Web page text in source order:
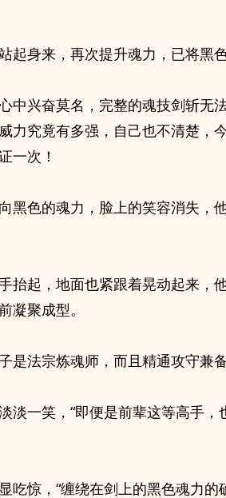
起身来，再次提升魂力，已将黑
中兴奋莫名，完整的魂技剑斩无
力究竟有多强，自己也不清楚，
一次！
黑色的魂力，脸上的笑容消失，
抬起，地面也紧跟着晃动起来，
凝聚成型。
是法宗炼魂师，而且精通攻守兼
淡一笑，“即便是前辈这等高手
吃惊，“缠绕在剑上的黑色魂力